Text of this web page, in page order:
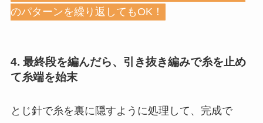
のパターンを繰り返してもOK！
4. 最終段を編んだら、引き抜き編みで糸を止め
て糸端を始末
とじ針で糸を裏に隠すように処理して、完成で